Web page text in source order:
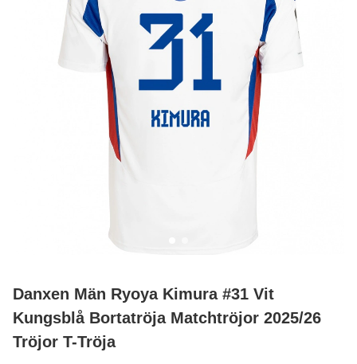
Danxen Män Ryoya Kimura #31 Vit
Kungsblå Bortatröja Matchtröjor 2025/26
Tröjor T-Tröja